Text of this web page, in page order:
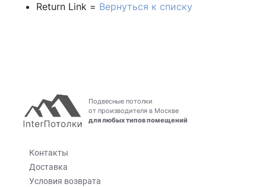
Return Link = Вернуться к списку
Подвесные потолки
от производителя в Москве
для любых типов помещений
Контакты
Доставка
Условия возврата